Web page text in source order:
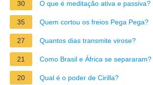
30 O que é meditação ativa e passiva?
35 Quem cortou os freios Pega Pega?
27 Quantos dias transmite virose?
21 Como Brasil e África se separaram?
20 Qual é o poder de Cirilla?